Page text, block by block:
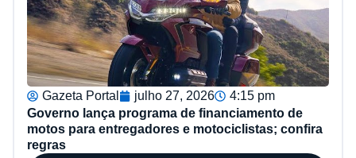
Gazeta Portal julho 27, 2026
4:15 pm
Governo lança programa de financiamento de
motos para entregadores e motociclistas; confira
regras